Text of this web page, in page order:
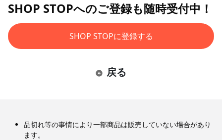
SHOP STOPへのご登録も随時受付中！
SHOP STOPに登録する
戻る
品切れ等の事情により一部商品は販売していない場合があり
ます。